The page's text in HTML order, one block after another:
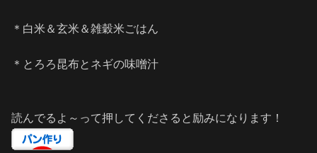
＊白米＆玄米＆雑穀米ごはん
＊とろろ昆布とネギの味噌汁
読んでるよ～って押してくださると励みになります！